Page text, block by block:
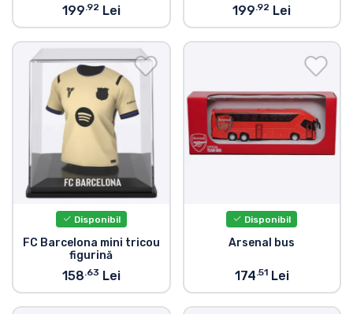
199.92 Lei 199.92 Lei
Disponibil
FC Barcelona mini tricou
figurină
158.63 Lei
Disponibil
Arsenal bus
174.51Lei